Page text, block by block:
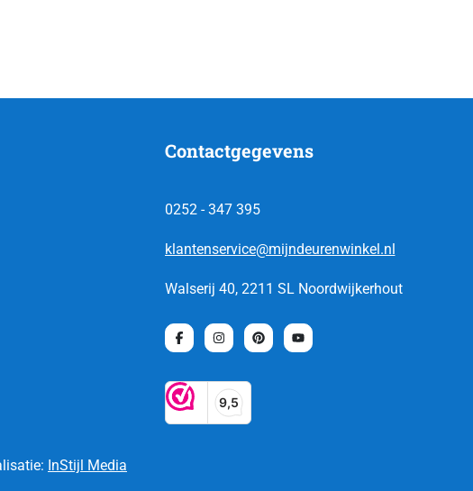
Contactgegevens
0252 - 347 395
klantenservice@mijndeurenwinkel.nl
Walserij 40, 2211 SL Noordwijkerhout
InStijl Media